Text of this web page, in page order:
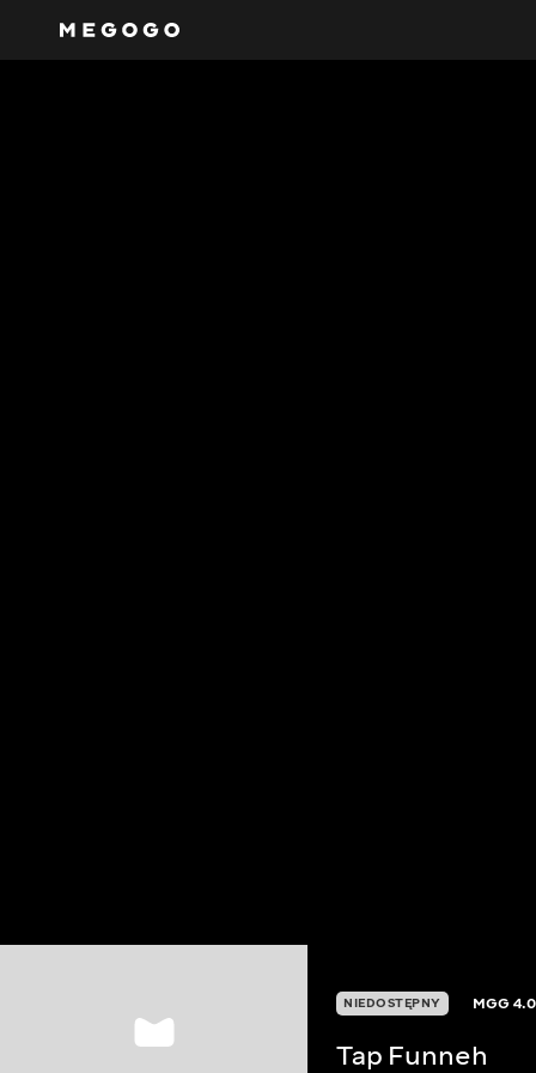
NIEDOSTĘPNY MGG4.0
Tap Funneh